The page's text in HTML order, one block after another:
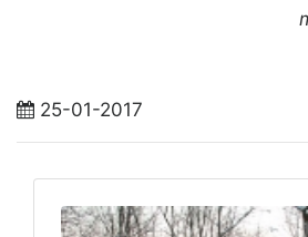
25-01-2017